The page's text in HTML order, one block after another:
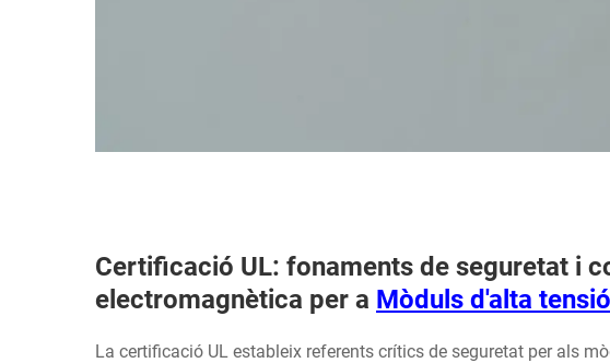
Certificació UL: fonaments de seguretat i
electromagnètica per a Mòduls d'alta tensió
La certificació UL estableix referents crítics de seguretat per als